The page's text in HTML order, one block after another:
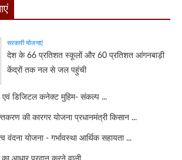
सरकारी योजनाएं
देश के 66 प्रतिशत स्कूलों और 60 प्रतिशत आंगनबाड़ी
केंद्रों तक नल से जल पहुंची
एवं डिजिटल कनेक्ट मुहिम- संकल्प ...
की कारगर योजना प्रधानमंत्री किसान ...
वंदना योजना - गर्भावस्था आर्थिक सहायता ...